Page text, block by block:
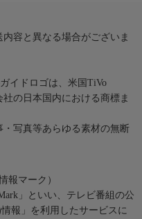
容と異なる場合がございま
イドロゴは、米国TiVo
の日本国内における商標ま
写真等あらゆる素材の無断
報マーク）
」といい、テレビ番組の公
報」を利用したサービスに